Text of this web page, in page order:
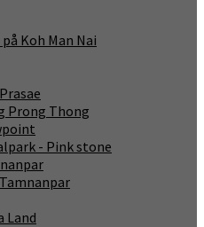
Koh Man Nai
Prong Thong
- Pink stone
Land